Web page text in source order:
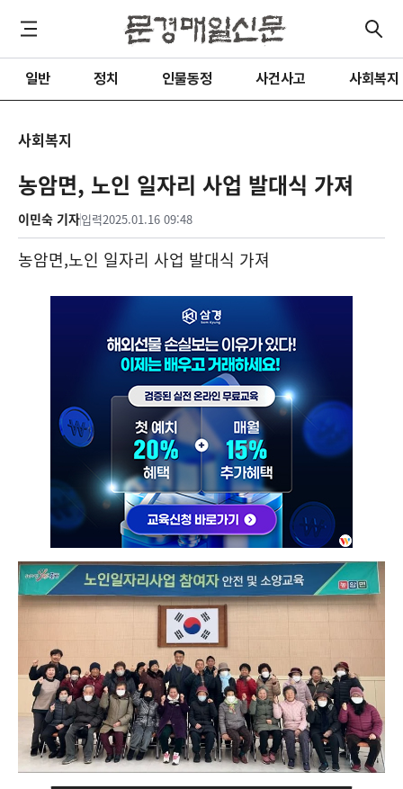
일반 정치 인물동정 사건사고 사회복지
사회복지
농암면, 노인 일자리 사업 발대식 가져
이민숙 기자입력2025.01.16 09:48
농암면,노인 일자리 사업 발대식 가져